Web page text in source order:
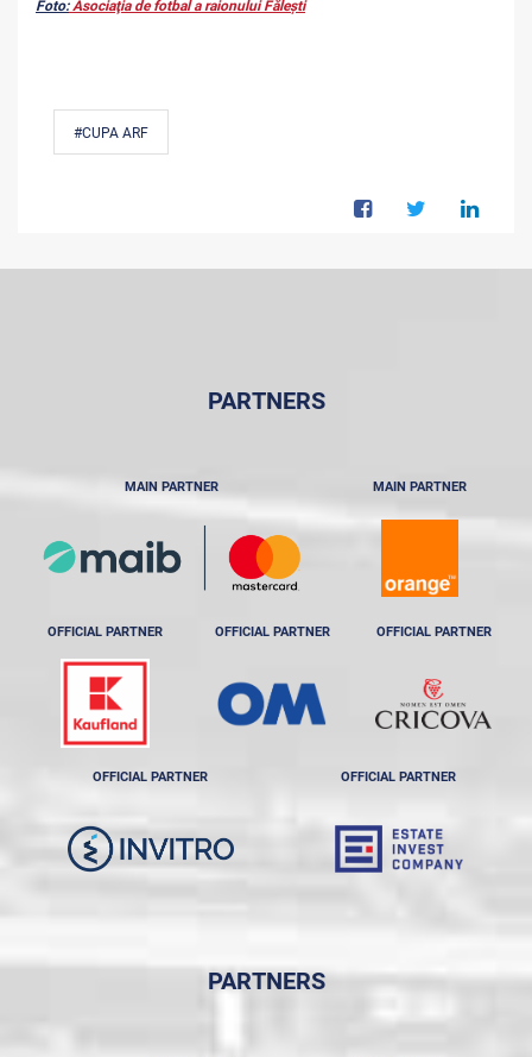
Foto: Asociaţia de fotbal a raionului Fălești
#CUPA ARF
PARTNERS
MAIN PARTNER MAIN PARTNER
OFFICIAL PARTNER OFFICIAL PARTNER OFFICIAL PARTNER
OFFICIAL PARTNER OFFICIAL PARTNER
PARTNERS